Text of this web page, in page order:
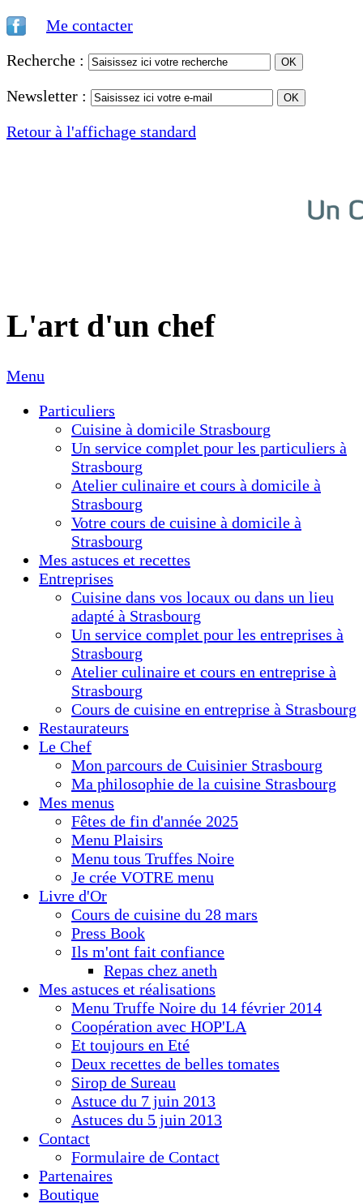
Me contacter
Recherche :
Newsletter :
Retour à l'affichage standard
L'art d'un chef
Menu
Particuliers
Cuisine à domicile Strasbourg
Un service complet pour les particuliers à
Strasbourg
Atelier culinaire et cours à domicile à
Strasbourg
Votre cours de cuisine à domicile à
Strasbourg
Mes astuces et recettes
Entreprises
Cuisine dans vos locaux ou dans un lieu
adapté à Strasbourg
Un service complet pour les entreprises à
Strasbourg
Atelier culinaire et cours en entreprise à
Strasbourg
Cours de cuisine en entreprise à Strasbourg
Restaurateurs
Le Chef
Mon parcours de Cuisinier Strasbourg
Ma philosophie de la cuisine Strasbourg
Mes menus
Fêtes de fin d'année 2025
Menu Plaisirs
Menu tous Truffes Noire
Je crée VOTRE menu
Livre d'Or
Cours de cuisine du 28 mars
Press Book
Ils m'ont fait confiance
Repas chez aneth
Mes astuces et réalisations
Menu Truffe Noire du 14 février 2014
Coopération avec HOP'LA
Et toujours en Eté
Deux recettes de belles tomates
Sirop de Sureau
Astuce du 7 juin 2013
Astuces du 5 juin 2013
Contact
Formulaire de Contact
Partenaires
Boutique